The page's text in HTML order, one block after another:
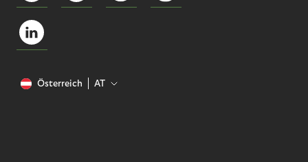
Österreich AT